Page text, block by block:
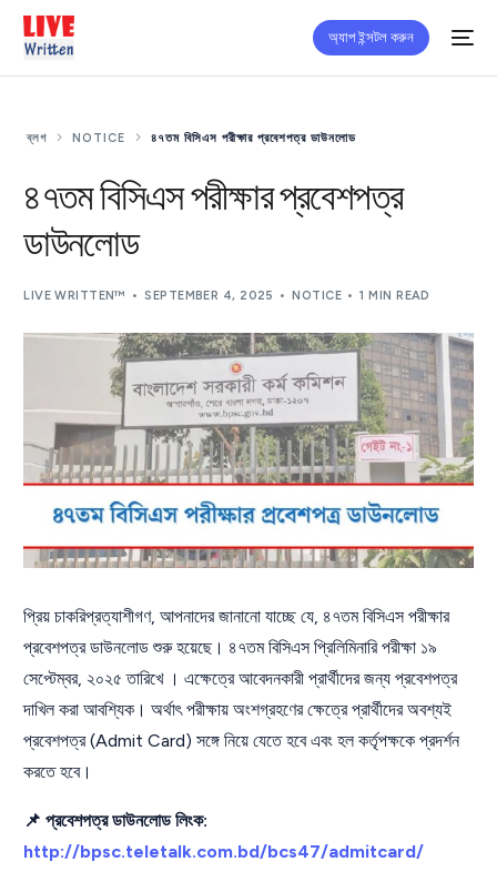
অ্যাপ ইন্সটল করুন
ব্লগ NOTICE ৪৭তম বিসিএস পরীক্ষার প্রবেশপত্র ডাউনলোড
৪৭তম বিসিএস পরীক্ষার প্রবেশপত্র
ডাউনলোড
LIVE WRITTEN™ SEPTEMBER 4, 2025 NOTICE 1 MIN READ
প্রিয় চাকরিপ্রত্যাশীগণ, আপনাদের জানানো যাচ্ছে যে, ৪৭তম বিসিএস পরীক্ষার
প্রবেশপত্র ডাউনলোড শুরু হয়েছে। ৪৭তম বিসিএস প্রিলিমিনারি পরীক্ষা ১৯
সেপ্টেম্বর, ২০২৫ তারিখে । এক্ষেত্রে আবেদনকারী প্রার্থীদের জন্য প্রবেশপত্র
দাখিল করা আবশ্যিক। অর্থাৎ পরীক্ষায় অংশগ্রহণের ক্ষেত্রে প্রার্থীদের অবশ্যই
প্রবেশপত্র (Admit Card) সঙ্গে নিয়ে যেতে হবে এবং হল কর্তৃপক্ষকে প্রদর্শন
করতে হবে।
📌 প্রবেশপত্র ডাউনলোড লিংক:
http://bpsc.teletalk.com.bd/bcs47/admitcard/